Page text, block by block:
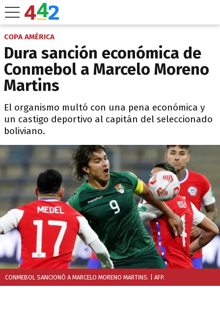
COPA AMÉRICA
Dura sanción económica de
Conmebol a Marcelo Moreno
Martins
El organismo multó con una pena económica y
un castigo deportivo al capitán del seleccionado
boliviano.
CONMEBOL SANCIONÓ A MARCELO MORENO MARTINS. | AFP.